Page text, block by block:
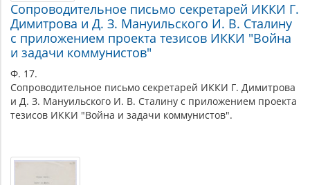
Сопроводительное письмо секретарей ИККИ Г.
Димитрова и Д. З. Мануильского И. В. Сталину
с приложением проекта тезисов ИККИ "Война
и задачи коммунистов"
Ф. 17.
Сопроводительное письмо секретарей ИККИ Г. Димитрова
и Д. З. Мануильского И. В. Сталину с приложением проекта
тезисов ИККИ "Война и задачи коммунистов".